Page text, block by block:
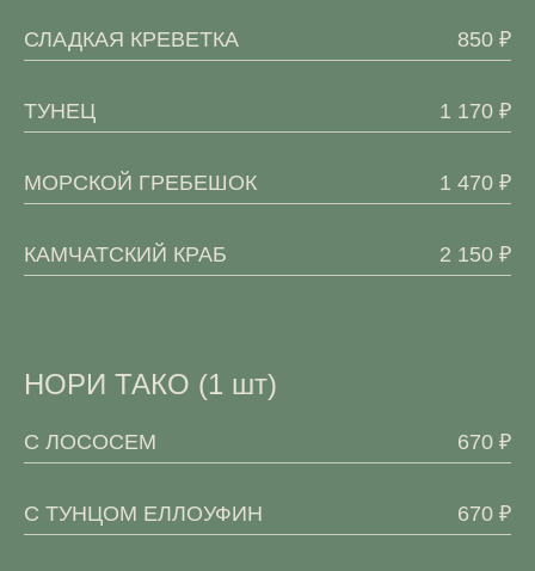
СЛАДКАЯ КРЕВЕТКА 850 ₽
ТУНЕЦ 1 170 ₽
МОРСКОЙ ГРЕБЕШОК 1 470 ₽
КАМЧАТСКИЙ КРАБ 2 150 ₽
НОРИ ТАКО (1 шт)
С ЛОСОСЕМ 670 ₽
С ТУНЦОМ ЕЛЛОУФИН 670 ₽